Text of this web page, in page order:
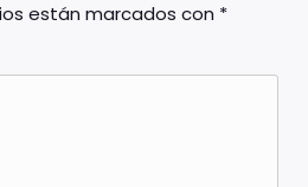
están marcados con *